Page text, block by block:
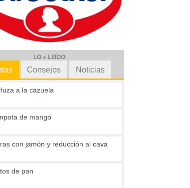
LO + LEÍDO
a la cazuela
de mango
con jamón y reducción al cava
de pan
Consejos Noticias